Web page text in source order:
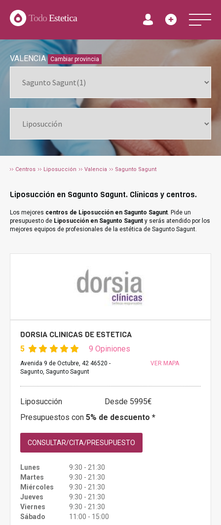
TodoEstetica
VALENCIA Cambiar provincia
Centros Liposucción Valencia Sagunto Sagunt
Liposucción en Sagunto Sagunt. Clínicas y centros.
Los mejores centros de Liposucción en Sagunto Sagunt. Pide un
presupuesto de Liposucción en Sagunto Sagunt y serás atendido por los
mejores equipos de profesionales de la estética de Sagunto Sagunt.
DORSIA CLINICAS DE ESTETICA
5 9 Opiniones
Avenida 9 de Octubre, 42 46520 -
Sagunto, Sagunto Sagunt
VER MAPA
Liposucción
Desde 5995€
Presupuestos con 5% de descuento *
CONSULTAR/CITA/PRESUPUESTO
Lunes
9:30 - 21:30
Martes
9:30 - 21:30
Miércoles
9:30 - 21:30
Jueves
9:30 - 21:30
Viernes
9:30 - 21:30
Sábado
11:00 - 15:00